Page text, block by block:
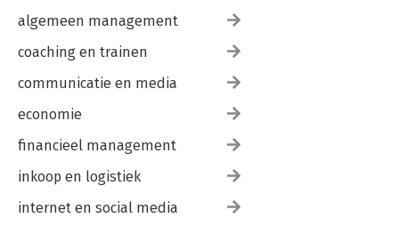
algemeen management
coaching en trainen
communicatie en media
economie
financieel management
inkoop en logistiek
internet en social media